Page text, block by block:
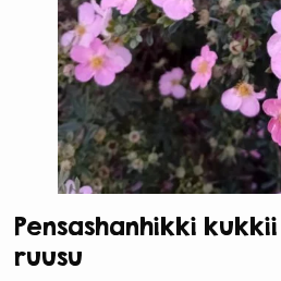
Pensashanhikki
ruusu